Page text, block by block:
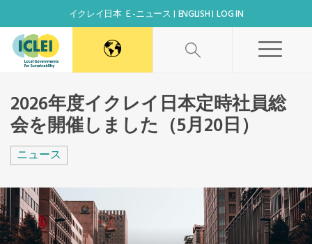
イクレイ日本 Ｅ-ニュース ENGLISH LOG IN
World Secretariat
Africa Secretariat
East Asia Secretariat
2026年度イクレイ日本定時社員総
会を開催しました（5月20日）
ニュース